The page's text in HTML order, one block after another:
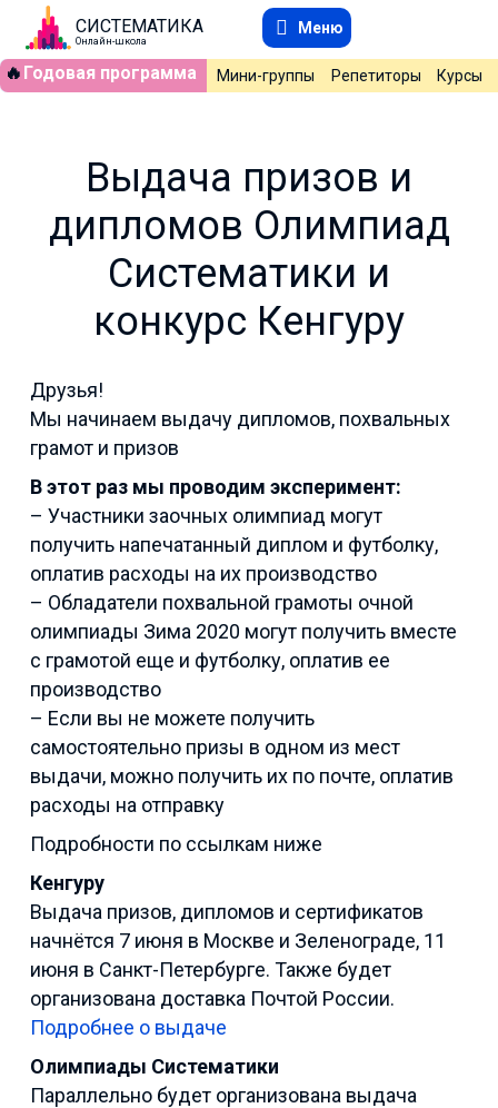
СИСТЕМАТИКА
Онлайн-школа
Меню
🔥 Годовая программа Мини-группы Репетиторы Курсы
Выдача призов и
дипломов Олимпиад
Систематики и
конкурс Кенгуру
Друзья!
Мы начинаем выдачу дипломов, похвальных
грамот и призов
В этот раз мы проводим эксперимент:
– Участники заочных олимпиад могут
получить напечатанный диплом и футболку,
оплатив расходы на их производство
– Обладатели похвальной грамоты очной
олимпиады Зима 2020 могут получить вместе
с грамотой еще и футболку, оплатив ее
производство
– Если вы не можете получить
самостоятельно призы в одном из мест
выдачи, можно получить их по почте, оплатив
расходы на отправку
Подробности по ссылкам ниже
Кенгуру
Выдача призов, дипломов и сертификатов
начнётся 7 июня в Москве и Зеленограде, 11
июня в Санкт-Петербурге. Также будет
организована доставка Почтой России.
Подробнее о выдаче
Олимпиады Систематики
Параллельно будет организована выдача